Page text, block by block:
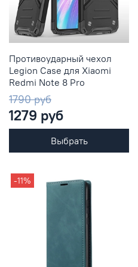
Противоударный чехол
Legion Case для Xiaomi
Redmi Note 8 Pro
1790 руб
1279 руб
Выбрать
-11%